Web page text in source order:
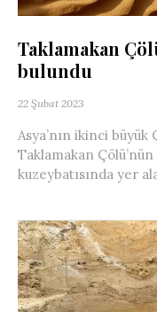
Taklamakan
bulundu
22 Şubat 2023
Asya’nın ikinci
Taklamakan
kuzeybatısında yer